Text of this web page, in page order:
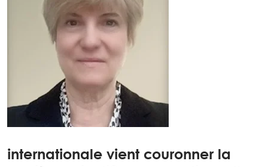
internationale vient couronner la